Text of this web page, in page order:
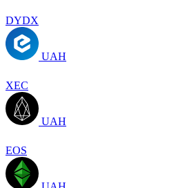
DYDX
UAH
XEC
UAH
EOS